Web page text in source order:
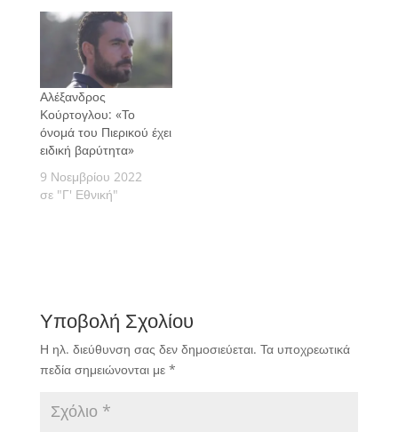
Αλέξανδρος
Κούρτογλου: «Το
όνομά του Πιερικού έχει
ειδική βαρύτητα»
9 Νοεμβρίου 2022
σε "Γ' Εθνική"
Υποβολή Σχολίου
Η ηλ. διεύθυνση σας δεν δημοσιεύεται. Τα υποχρεωτικά
πεδία σημειώνονται με *